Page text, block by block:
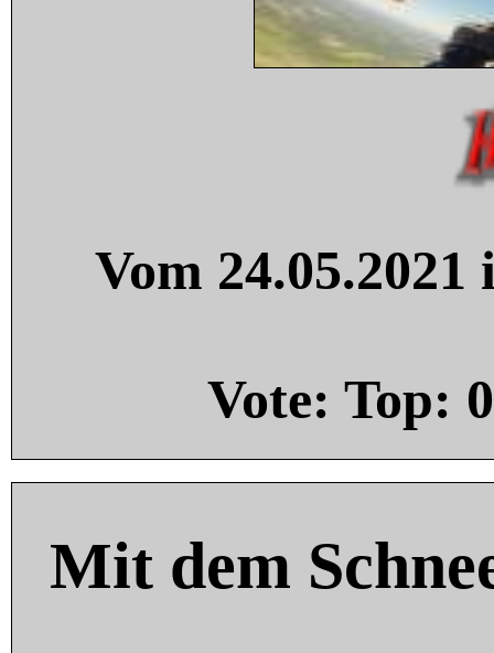
Vom
Vote: Top: 0
Mit dem